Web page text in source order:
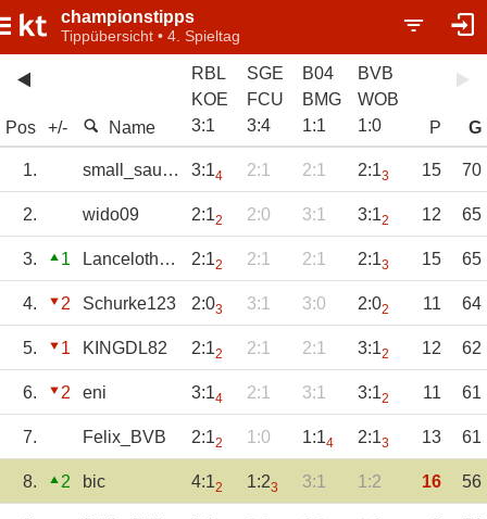
championstipps
Tippübersicht • 4. Spieltag
Pos +/- Name
RBL
KOE
3:1
SGE
FCU
3:4
B04
BMG
1:1
BVB
WOB
1:0 P G
1. small_sausage 3:14 2:1 2:1 2:13 15 70
2. wido09 2:12 2:0 3:1 3:12 12 65
3. 1 Lanceloth1973 2:12 2:1 2:1 2:13 15 65
4. 2 Schurke123 2:03 3:1 3:0 2:02 11 64
5. 1 KINGDL82 2:12 2:1 2:1 3:12 12 62
6. 2 eni 3:14 2:1 3:1 3:12 11 61
7. Felix_BVB 2:12 1:0 1:14 2:13 13 61
8. 2 bic 4:12 1:23 3:1 1:2 16 56